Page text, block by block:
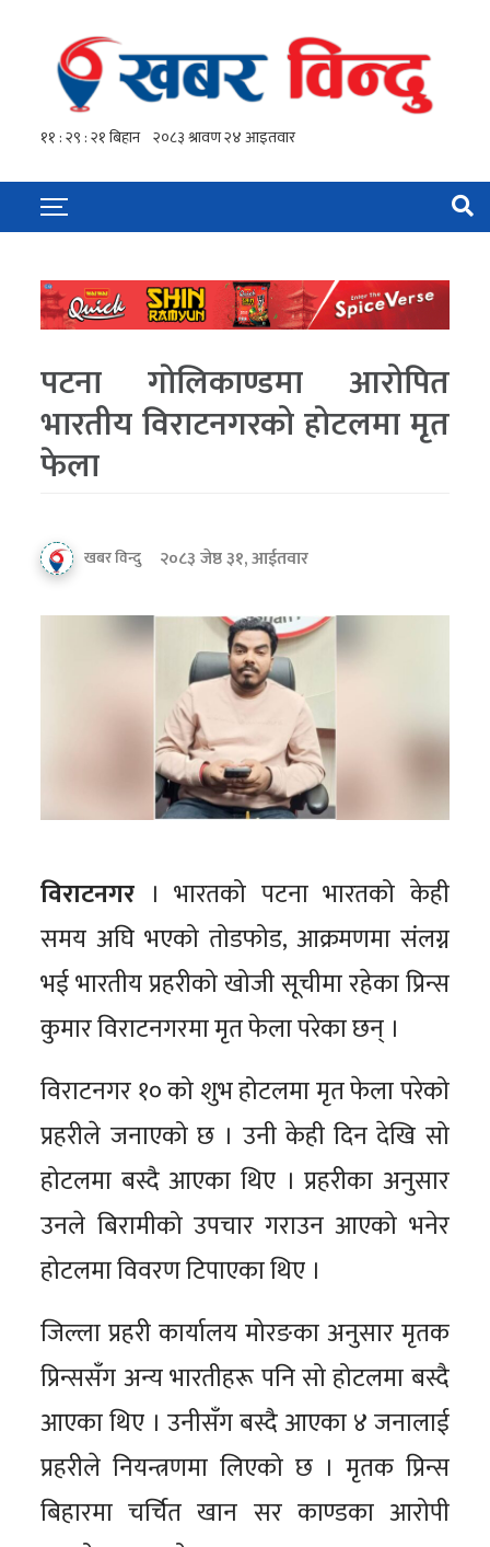
पटना गाेलिकाण्डमा आरोपित
भारतीय विराटनगरको हाेटलमा मृत
फेला
खबर विन्दु २०८३ जेष्ठ ३१, आईतवार
विराटनगर । भारतको पटना भारतको केही
समय अघि भएको तोडफोड, आक्रमणमा संलग्न
भई भारतीय प्रहरीको खोजी सूचीमा रहेका प्रिन्स
कुमार विराटनगरमा मृत फेला परेका छन् ।
विराटनगर १० को शुभ होटलमा मृत फेला परेको
प्रहरीले जनाएको छ । उनी केही दिन देखि सो
होटलमा बस्दै आएका थिए । प्रहरीका अनुसार
उनले बिरामीको उपचार गराउन आएको भनेर
होटलमा विवरण टिपाएका थिए ।
जिल्ला प्रहरी कार्यालय मोरङका अनुसार मृतक
प्रिन्ससँग अन्य भारतीहरू पनि सो होटलमा बस्दै
आएका थिए । उनीसँग बस्दै आएका ४ जनालाई
प्रहरीले नियन्त्रणमा लिएको छ । मृतक प्रिन्स
बिहारमा चर्चित खान सर काण्डका आरोपी